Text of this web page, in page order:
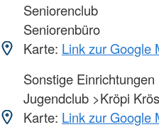
Seniorenclub
Seniorenbüro
Karte: Link zur Google
Sonstige Einrichtungen
Jugendclub >Kröpi
Karte: Link zur Google